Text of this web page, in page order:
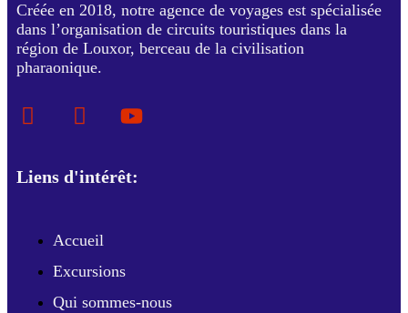
Créée en 2018, notre agence de voyages est spécialisée
dans l’organisation de circuits touristiques dans la
région de Louxor, berceau de la civilisation
pharaonique.
Liens d'intérêt:
Accueil
Excursions
Qui sommes-nous